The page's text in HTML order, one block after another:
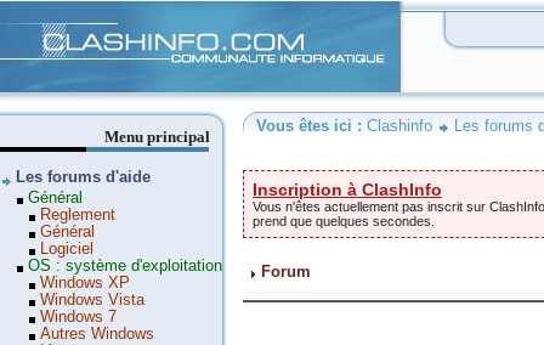
Vous êtes ici : Clashinfo Les forums
Inscription à ClashInfo
Vous n'êtes actuellement pas inscrit sur
prend que quelques secondes.
Forum
Menu principal
Les forums d'aide
Général
Reglement
Général
Logiciel
OS : système d'exploitation
Windows XP
Windows Vista
Windows 7
Autres Windows